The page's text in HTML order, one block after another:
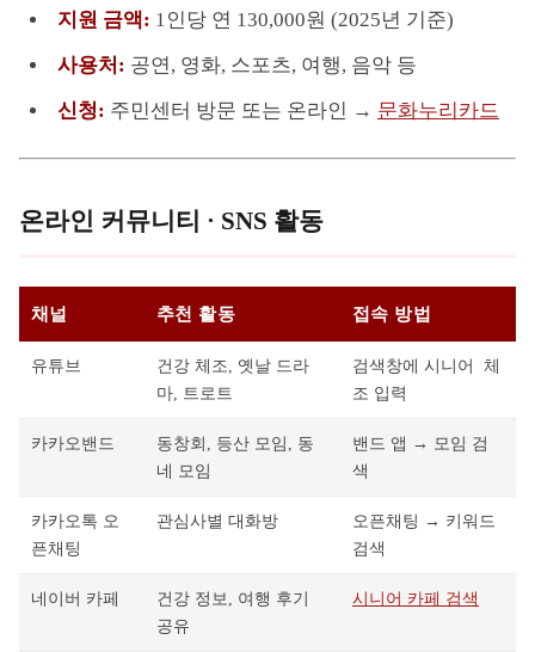
지원 금액: 1인당 연 130,000원 (2025년 기준)
사용처: 공연, 영화, 스포츠, 여행, 음악 등
신청: 주민센터 방문 또는 온라인 → 문화누리카드
온라인 커뮤니티 · SNS 활동
채널 추천 활동 접속 방법
유튜브
건강 체조, 옛날 드라
마, 트로트
검색창에 시니어 체
조 입력
카카오밴드
동창회, 등산 모임, 동
네 모임
밴드 앱 → 모임 검
색
카카오톡 오
픈채팅
관심사별 대화방
오픈채팅 → 키워드
검색
네이버 카페
건강 정보, 여행 후기
공유
시니어 카페 검색